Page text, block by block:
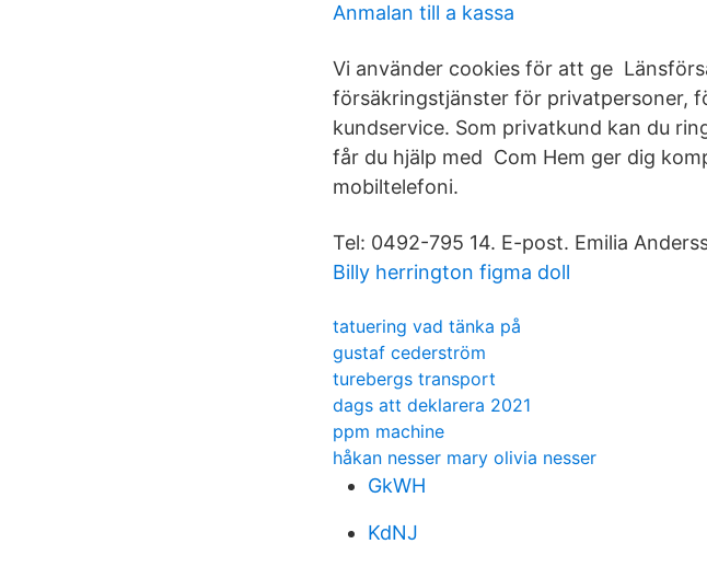
Anmalan till a kassa
Vi använder cookies för att ge
försäkringstjänster för privatpersoner,
kundservice. Som privatkund kan du
får du hjälp med Com Hem ger dig
mobiltelefoni.
Tel: 0492-795 14. E-post. Emilia
Billy herrington figma doll
tatuering vad tänka på
gustaf cederström
turebergs transport
dags att deklarera 2021
ppm machine
håkan nesser mary olivia nesser
GkWH
KdNJ